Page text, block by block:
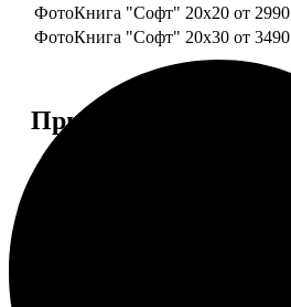
ФотоКнига "Софт" 20х20 от 2990
ФотоКнига "Софт" 20х30 от 3490
Примеры работ